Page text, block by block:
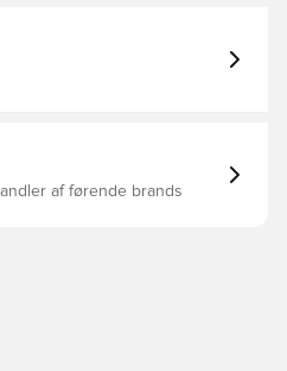
af førende brands